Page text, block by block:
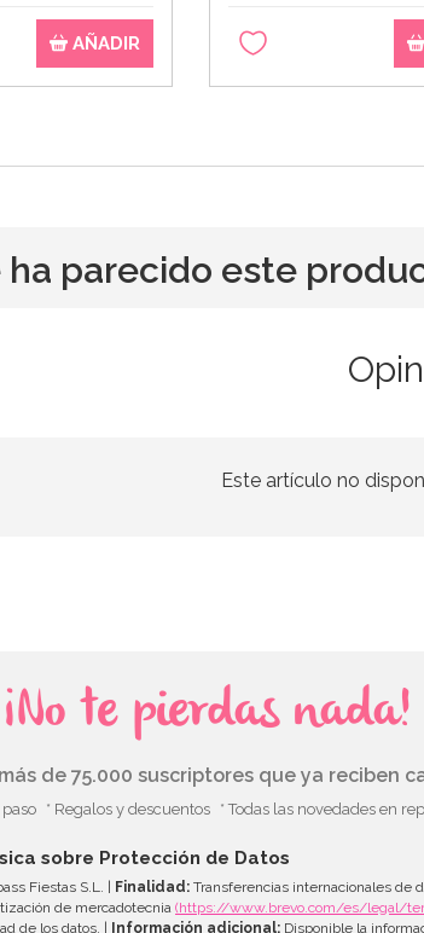
AÑADIR
ha parecido este
Este artículo no
¡No te pierdas nada!
de 75.000 suscriptores que ya reciben
paso * Regalos y descuentos * Todas las novedades en
sobre Protección de Datos
Fiestas S.L. | Finalidad: Transferencias internacionales de
de mercadotecnia (https://www.brevo.com/es/legal/
de los datos. | Información adicional: Disponible la